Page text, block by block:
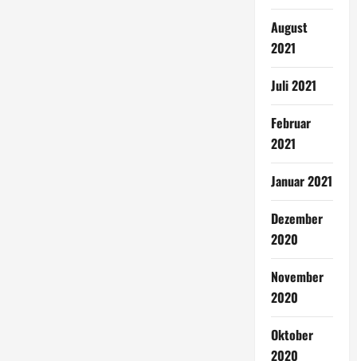
August
2021
Juli 2021
Februar
2021
Januar 2021
Dezember
2020
November
2020
Oktober
2020